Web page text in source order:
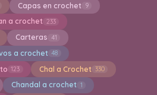
Capas en crochet 9
a crochet 233
Carteras 41
a crochet 48
123 Chal a Crochet 330
Chandal a crochet 1